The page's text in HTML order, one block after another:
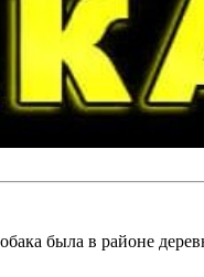
была в районе